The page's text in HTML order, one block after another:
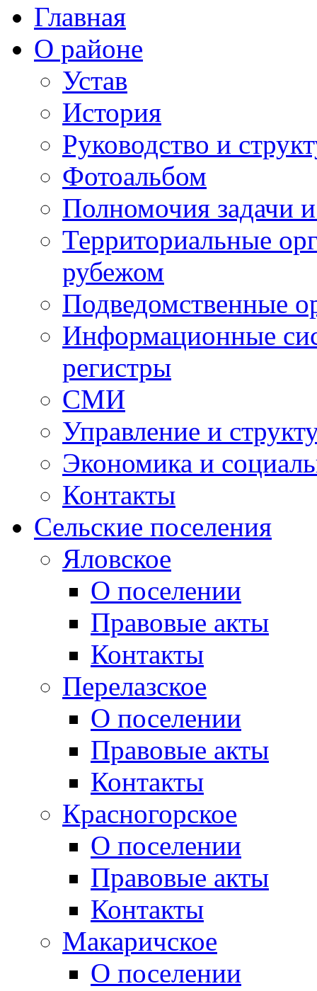
Главная
О районе
Устав
История
Руководство и
Фотоальбом
Полномочия задачи
Территориальные
рубежом
Подведомственные
Информационные
регистры
СМИ
Управление и
Экономика и
Контакты
Сельские поселения
Яловское
О поселении
Правовые акты
Контакты
Перелазское
О поселении
Правовые акты
Контакты
Красногорское
О поселении
Правовые акты
Контакты
Макаричское
О поселении